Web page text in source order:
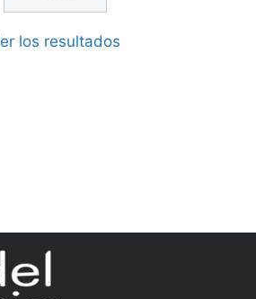
los resultados